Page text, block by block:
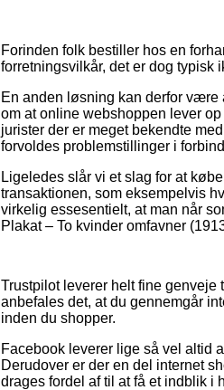
Forinden folk bestiller hos en
forretningsvilkår, det er dog typisk
En anden løsning kan derfor være
om at online webshoppen lever
jurister der er meget bekendte
forvoldes problemstillinger i
Ligeledes slår vi et slag for at
transaktionen, som eksempelvis
virkelig essesentielt, at man når
Plakat – To kvinder omfavner
Trustpilot leverer helt fine
anbefales det, at du gennemgår
inden du shopper.
Facebook leverer lige så vel altid
Derudover er der en del internet
drages fordel af til at få et indblik i